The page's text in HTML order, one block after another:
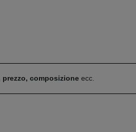
prezzo, composizioneecc.